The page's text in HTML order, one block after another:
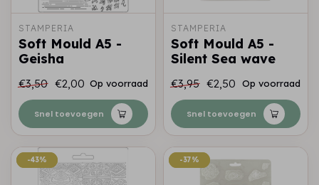
STAMPERIA
Soft Mould A5 -
Geisha
€3,50 €2,00 Op voorraad
Snel toevoegen
STAMPERIA
Soft Mould A5 -
Silent Sea wave
€3,95 €2,50 Op voorraad
Snel toevoegen
-43%
-43% -37%
-37%